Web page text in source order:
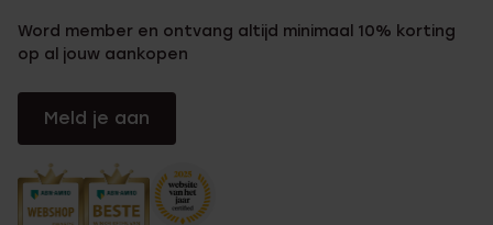
Word member en ontvang altijd minimaal 10% korting
op al jouw aankopen
Meld je aan